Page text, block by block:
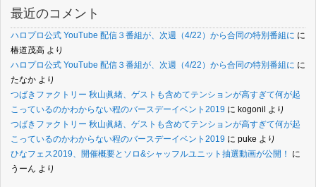
最近のコメント
ハロプロ公式 YouTube 配信３番組が、次週（4/22）から合同の特別番組に に
椿道茂高 より
ハロプロ公式 YouTube 配信３番組が、次週（4/22）から合同の特別番組に に
たなか より
つばきファクトリー 秋山眞緒、ゲストも含めてテンションが高すぎて何が起
こっているのかわからない程のバースデーイベント2019 に kogonil より
つばきファクトリー 秋山眞緒、ゲストも含めてテンションが高すぎて何が起
こっているのかわからない程のバースデーイベント2019 に puke より
ひなフェス2019、開催概要とソロ&シャッフルユニット抽選動画が公開！
に
うーん より